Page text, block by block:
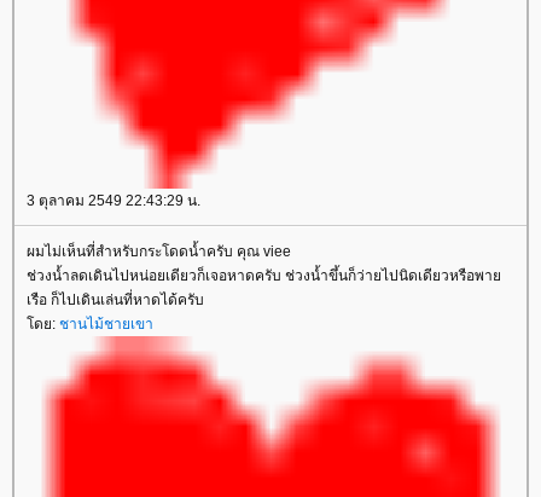
3 ตุลาคม 2549 22:43:29 น.
ผมไม่เห็นที่สำหรับกระโดดน้ำครับ คุณ viee
ช่วงน้ำลดเดินไปหน่อยเดียวก็เจอหาดครับ ช่วงน้ำขึ้นก็ว่ายไปนิดเดียวหรือพา
เรือ ก็ไปเดินเล่นที่หาดได้ครับ
ดย: ชานไม้ชายเขา